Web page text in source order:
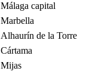
Málaga capital
Marbella
Alhaurín de la Torre
Cártama
Mijas